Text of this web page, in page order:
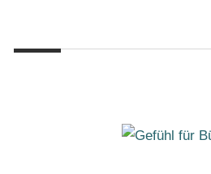
springen
Gefühl
für